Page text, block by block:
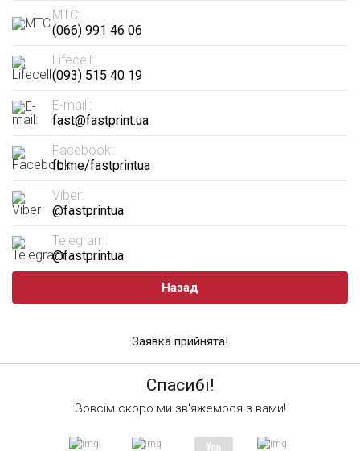
МТС:
(066) 991 46 06
Lifecell:
(093) 515 40 19
E-mail::
fast@fastprint.ua
Facebook::
fb.me/fastprintua
Viber:
@fastprintua
Telegram:
@fastprintua
Назад
Заявка прийнята!
Спасибі!
Зовсім скоро ми зв'яжемося з вами!